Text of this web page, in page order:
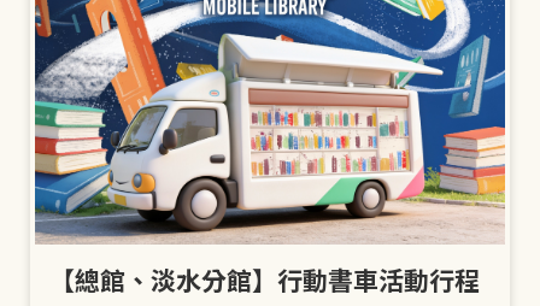
【總館、淡水分館】行動書車活動行程